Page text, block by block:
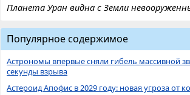
Планета Уран видна с Земли
Популярное содержимое
Астрономы впервые сняли гибель массивной
секунды взрыва
Астероид Апофис в 2029 году: новая угроза от